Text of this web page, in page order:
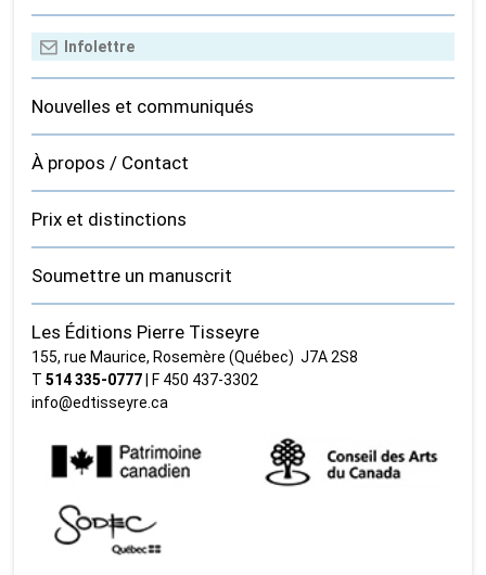
Nouvelles et communiqués
À propos / Contact
Prix et distinctions
Soumettre un manuscrit
Les Éditions Pierre Tisseyre
155, rue Maurice, Rosemère (Québec) J7A 2S8
T514 335‑0777 | F 450 437‑3302
info@edtisseyre.ca